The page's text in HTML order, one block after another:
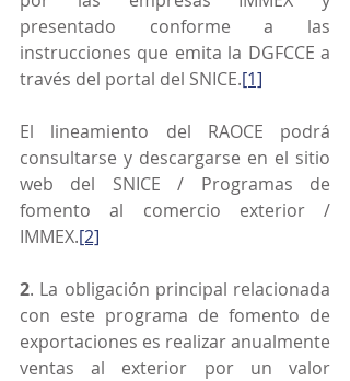
presentado conforme a las
instrucciones que emita la DGFCCE a
través del portal del SNICE.[1]
El lineamiento del RAOCE podrá
consultarse y descargarse en el sitio
web del SNICE / Programas de
fomento al comercio exterior /
IMMEX.[2]
2. La obligación principal relacionada
con este programa de fomento de
exportaciones es realizar anualmente
ventas al exterior por un valor